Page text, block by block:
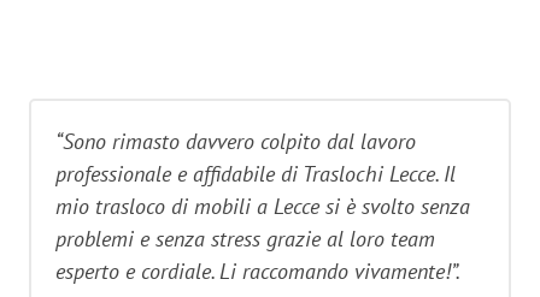
“Sono rimasto davvero colpito dal lavoro
professionale e affidabile di Traslochi Lecce. Il
mio trasloco di mobili a Lecce si è svolto senza
problemi e senza stress grazie al loro team
esperto e cordiale. Li raccomando vivamente!”.